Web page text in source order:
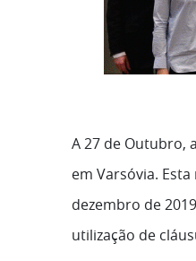
A 27 de Outubro,
em Varsóvia.
dezembro de
utilização de